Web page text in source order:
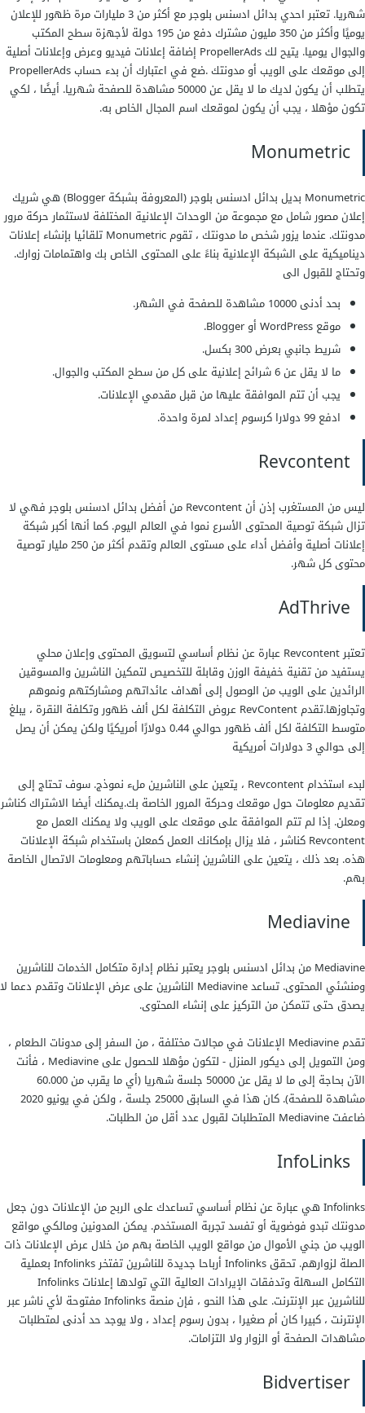
شهريا. تعتبر احدي بدائل ادسنس بلوجر مع أكثر من 3 مليارات مرة ظهور للإعلان
يوميًا وأكثر من 350 مليون مشترك دفع من 195 دولة لأجهزة سطح المكتب
والجوال يوميا. يتيح لك PropellerAds إضافة إعلانات فيديو وعرض وإعلانات أصلية
إلى موقعك على الويب أو مدونتك .ضع في اعتبارك أن بدء حساب PropellerAds
يتطلب أن يكون لديك ما لا يقل عن 50000 مشاهدة للصفحة شهريا. أيضًا ، لكي
تكون مؤهلا ، يجب أن يكون لموقعك اسم المجال الخاص به.
Monumetric
Monumetric بديل بدائل ادسنس بلوجر (المعروفة بشبكة Blogger) هي شريك
إعلان مصور شامل مع مجموعة من الوحدات الإعلانية المختلفة لاستثمار حركة مرور
مدونتك. عندما يزور شخص ما مدونتك ، تقوم Monumetric تلقائيا بإنشاء إعلانات
ديناميكية على الشبكة الإعلانية بناءً على المحتوى الخاص بك واهتمامات زوارك.
وتحتاج للقبول الى
بحد أدنى 10000 مشاهدة للصفحة في الشهر.
موقع WordPress أو Blogger.
شريط جانبي بعرض 300 بكسل.
ما لا يقل عن 6 شرائح إعلانية على كل من سطح المكتب والجوال.
يجب أن تتم الموافقة عليها من قبل مقدمي الإعلانات.
ادفع 99 دولارا كرسوم إعداد لمرة واحدة.
Revcontent
ليس من المستغرب إذن أن Revcontent من أفضل بدائل ادسنس بلوجر فهي لا
تزال شبكة توصية المحتوى الأسرع نموا في العالم اليوم. كما أنها أكبر شبكة
إعلانات أصلية وأفضل أداء على مستوى العالم وتقدم أكثر من 250 مليار توصية
محتوى كل شهر.
AdThrive
تعتبر Revcontent عبارة عن نظام أساسي لتسويق المحتوى وإعلان محلي
يستفيد من تقنية خفيفة الوزن وقابلة للتخصيص لتمكين الناشرين والمسوقين
الرائدين على الويب من الوصول إلى أهداف عائداتهم ومشاركتهم ونموهم
وتجاوزها.تقدم RevContent عروض التكلفة لكل ألف ظهور وتكلفة النقرة ، يبلغ
متوسط ​​التكلفة لكل ألف ظهور حوالي 0.44 دولارًا أمريكيًا ولكن يمكن أن يصل
إلى حوالي 3 دولارات أمريكية
لبدء استخدام Revcontent ، يتعين على الناشرين ملء نموذج. سوف تحتاج إلى
تقديم معلومات حول موقعك وحركة المرور الخاصة بك.يمكنك أيضا الاشتراك كناشر
ومعلن. إذا لم تتم الموافقة على موقعك على الويب ولا يمكنك العمل مع
Revcontent كناشر ، فلا يزال بإمكانك العمل كمعلن باستخدام شبكة الإعلانات
هذه. بعد ذلك ، يتعين على الناشرين إنشاء حساباتهم ومعلومات الاتصال الخاصة
بهم.
Mediavine
Mediavine من بدائل ادسنس بلوجر يعتبر نظام إدارة متكامل الخدمات للناشرين
ومنشئي المحتوى. تساعد Mediavine الناشرين على عرض الإعلانات وتقدم دعما لا
يصدق حتى تتمكن من التركيز على إنشاء المحتوى.
تقدم Mediavine الإعلانات في مجالات مختلفة ، من السفر إلى مدونات الطعام ،
ومن التمويل إلى ديكور المنزل - لتكون مؤهلا للحصول على Mediavine ، فأنت
الآن بحاجة إلى ما لا يقل عن 50000 جلسة شهريا (أي ما يقرب من 60.000
مشاهدة للصفحة). كان هذا في السابق 25000 جلسة ، ولكن في يونيو 2020
ضاعفت Mediavine المتطلبات لقبول عدد أقل من الطلبات.
InfoLinks
Infolinks هي عبارة عن نظام أساسي تساعدك على الربح من الإعلانات دون جعل
مدونتك تبدو فوضوية أو تفسد تجربة المستخدم. يمكن المدونين ومالكي مواقع
الويب من جني الأموال من مواقع الويب الخاصة بهم من خلال عرض الإعلانات ذات
الصلة لزوارهم. تحقق Infolinks أرباحا جديدة للناشرين تفتخر Infolinks بعملية
التكامل السهلة وتدفقات الإيرادات العالية التي تولدها إعلانات Infolinks
للناشرين عبر الإنترنت. على هذا النحو ، فإن منصة Infolinks مفتوحة لأي ناشر عبر
الإنترنت ، كبيرا كان أم صغيرا ، بدون رسوم إعداد ، ولا يوجد حد أدنى لمتطلبات
مشاهدات الصفحة أو الزوار ولا التزامات.
Bidvertiser